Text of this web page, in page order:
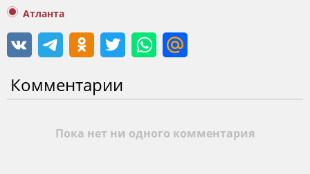
Атланта
Комментарии
Пока нет ни одного комментария